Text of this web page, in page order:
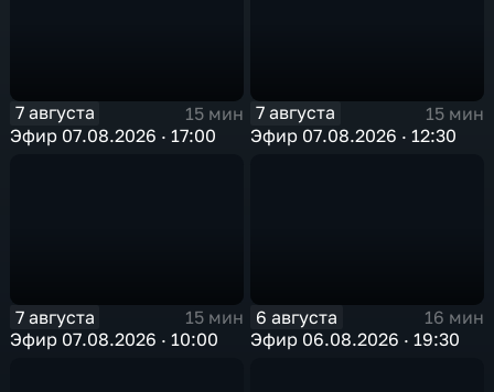
7 августа
15 мин
Эфир 07.08.2026 · 17:00
7 августа
15 мин
Эфир 07.08.2026 · 12:30
7 августа
15 мин
Эфир 07.08.2026 · 10:00
6 августа
16 мин
Эфир 06.08.2026 · 19:30